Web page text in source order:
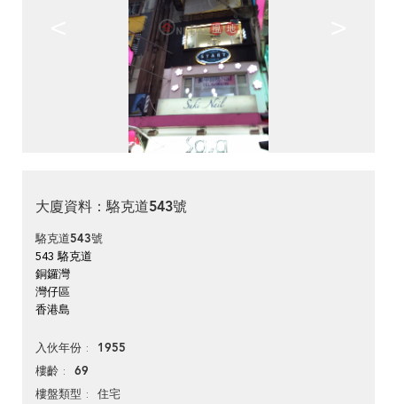
大廈資料：駱克道543號
駱克道543號
543 駱克道
銅鑼灣
灣仔區
香港島
入伙年份 1955
樓齡 69
樓盤類型 住宅